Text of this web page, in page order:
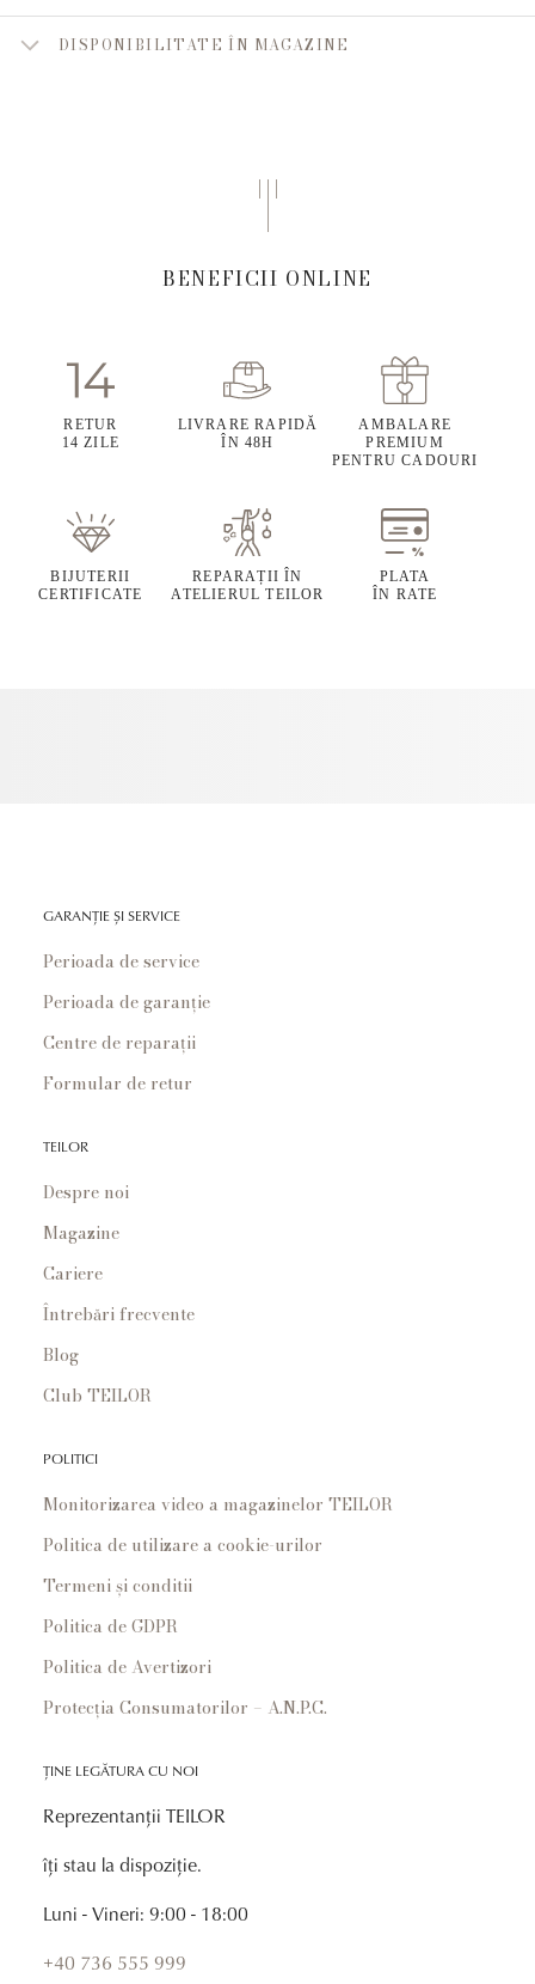
DISPONIBILITATE ÎN MAGAZINE
BENEFICII ONLINE
RETUR
14 ZILE
LIVRARE RAPIDĂ
ÎN 48H
AMBALARE
PREMIUM
PENTRU CADOURI
BIJUTERII
CERTIFICATE
REPARAȚII ÎN
ATELIERUL TEILOR
PLATA
ÎN RATE
GARANȚIE ȘI SERVICE
Perioada de service
Perioada de garanție
Centre de reparații
Formular de retur
TEILOR
Despre noi
Magazine
Cariere
Întrebări frecvente
Blog
Club TEILOR
POLITICI
Monitorizarea video a magazinelor TEILOR
Politica de utilizare a cookie-urilor
Termeni și conditii
Politica de GDPR
Politica de Avertizori
Protecția Consumatorilor – A.N.P.C.
ȚINE LEGĂTURA CU NOI
Reprezentanții TEILOR
îți stau la dispoziție.
Luni - Vineri: 9:00 - 18:00
+40 736 555 999